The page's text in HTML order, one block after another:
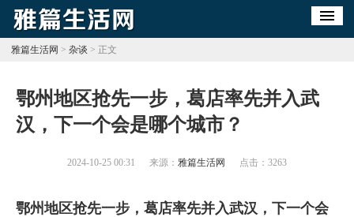
雅篇生活网 > 杂谈 > 正文
​鄂州地区抢先一步，葛店率先并入武
汉，下一个会是哪个城市？
2024-10-25 00:31 来源： 雅篇生活网 点击： 3263
鄂州地区抢先一步，葛店率先并入武汉，下一个会